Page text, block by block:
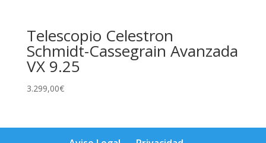
Telescopio Celestron
Schmidt-Cassegrain Avanzada
VX 9.25
3.299,00€